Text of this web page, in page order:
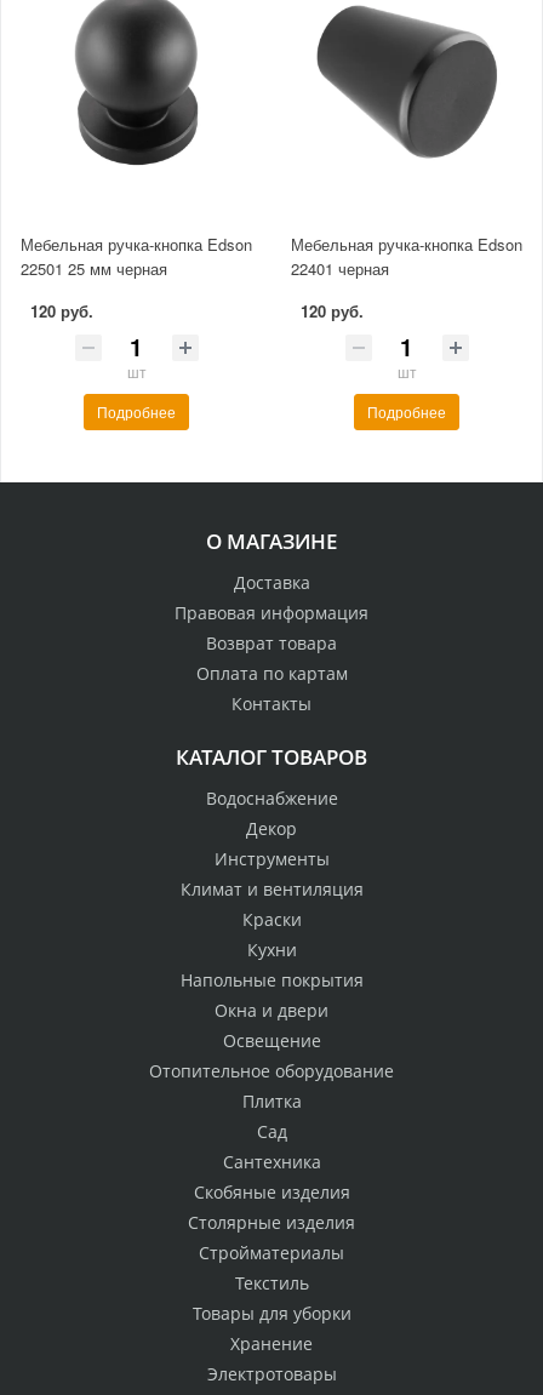
Мебельная ручка-кнопка Edson
22501 25 мм черная
120 руб.
шт
Подробнее
Мебельная ручка-кнопка Edson
22401 черная
120 руб.
шт
Подробнее
О МАГАЗИНЕ
Доставка
Правовая информация
Возврат товара
Оплата по картам
Контакты
КАТАЛОГ ТОВАРОВ
Водоснабжение
Декор
Инструменты
Климат и вентиляция
Краски
Кухни
Напольные покрытия
Окна и двери
Освещение
Отопительное оборудование
Плитка
Сад
Сантехника
Скобяные изделия
Столярные изделия
Стройматериалы
Текстиль
Товары для уборки
Хранение
Электротовары